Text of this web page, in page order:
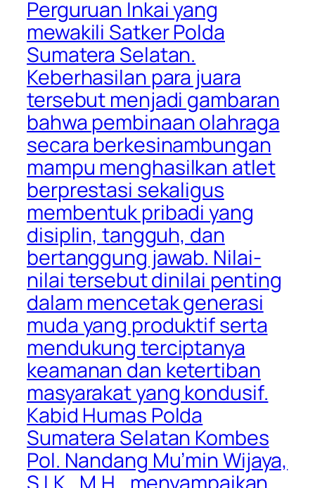
Perguruan Inkai yang
mewakili Satker Polda
Sumatera Selatan.
Keberhasilan para juara
tersebut menjadi gambaran
bahwa pembinaan olahraga
secara berkesinambungan
mampu menghasilkan atlet
berprestasi sekaligus
membentuk pribadi yang
disiplin, tangguh, dan
bertanggung jawab. Nilai-
nilai tersebut dinilai penting
dalam mencetak generasi
muda yang produktif serta
mendukung terciptanya
keamanan dan ketertiban
masyarakat yang kondusif.
Kabid Humas Polda
Sumatera Selatan Kombes
Pol. Nandang Mu’min Wijaya,